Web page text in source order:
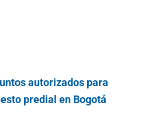
autorizados para
predial en Bogotá